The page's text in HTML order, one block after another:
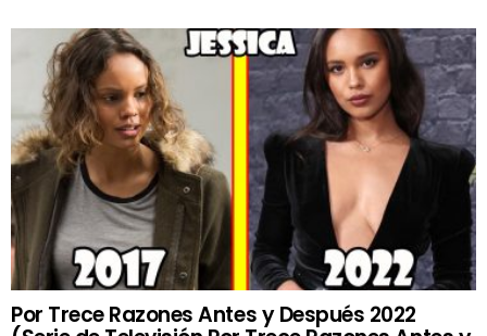
Por Trece Razones Antes y Después 2022